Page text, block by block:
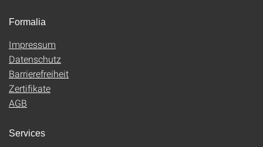
Formalia
Impressum
Datenschutz
Barrierefreiheit
Zertifikate
AGB
Services